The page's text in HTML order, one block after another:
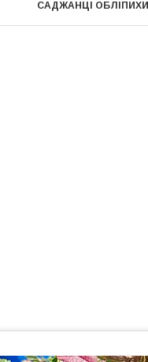
САДЖАНЦІ ОБЛІПИХИ